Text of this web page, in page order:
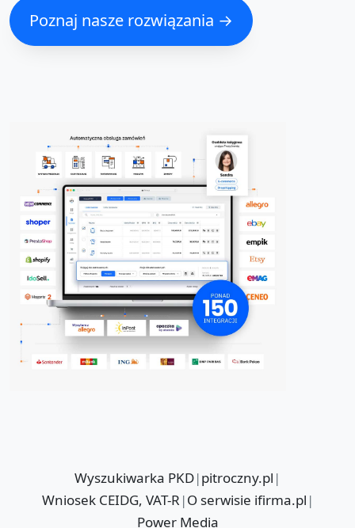
Poznaj nasze rozwiązania →
Wyszukiwarka PKD|pitroczny.pl |
Wniosek CEIDG, VAT-R |O serwisie ifirma.pl |
Power Media